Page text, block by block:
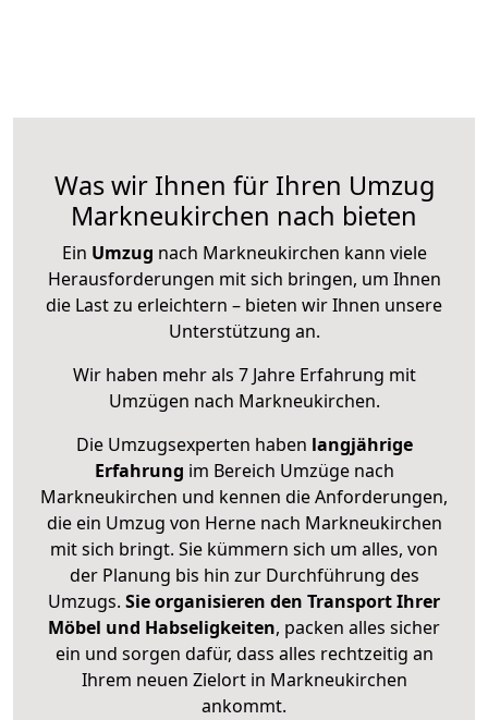
Was wir Ihnen für Ihren Umzug
Markneukirchen nach bieten
Ein Umzug nach Markneukirchen kann viele
Herausforderungen mit sich bringen, um Ihnen
die Last zu erleichtern – bieten wir Ihnen unsere
Unterstützung an.
Wir haben mehr als 7 Jahre Erfahrung mit
Umzügen nach Markneukirchen.
Die Umzugsexperten haben langjährige
Erfahrung im Bereich Umzüge nach
Markneukirchen und kennen die Anforderungen,
die ein Umzug von Herne nach Markneukirchen
mit sich bringt. Sie kümmern sich um alles, von
der Planung bis hin zur Durchführung des
Umzugs. Sie organisieren den Transport Ihrer
Möbel und Habseligkeiten, packen alles sicher
ein und sorgen dafür, dass alles rechtzeitig an
Ihrem neuen Zielort in Markneukirchen
ankommt.